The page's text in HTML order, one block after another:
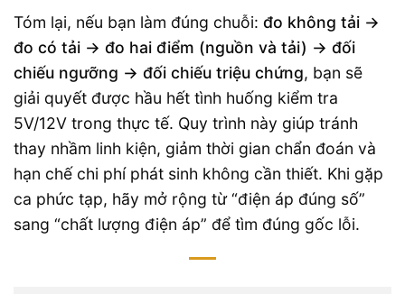
Tóm lại, nếu bạn làm đúng chuỗi: đo không tải →
đo có tải → đo hai điểm (nguồn và tải) → đối
chiếu ngưỡng → đối chiếu triệu chứng, bạn sẽ
giải quyết được hầu hết tình huống kiểm tra
5V/12V trong thực tế. Quy trình này giúp tránh
thay nhầm linh kiện, giảm thời gian chẩn đoán và
hạn chế chi phí phát sinh không cần thiết. Khi gặp
ca phức tạp, hãy mở rộng từ “điện áp đúng số”
sang “chất lượng điện áp” để tìm đúng gốc lỗi.